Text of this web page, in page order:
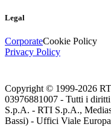
Legal
CorporateCookie Policy
Privacy Policy
Copyright © 1999-2026
03976881007 - Tutti i
S.p.A. - RTI S.p.A.,
Bassi) - Uffici Viale